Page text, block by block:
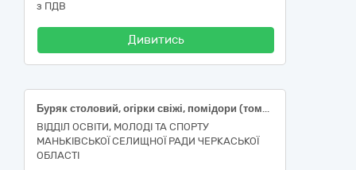
з ПДВ
Дивитись
Буряк столовий, огірки свіжі, помідори (томати) свіжі, перець солодкий свіжий, кабачки свіжі, редиска свіжа
ВІДДІЛ ОСВІТИ, МОЛОДІ ТА СПОРТУ
МАНЬКІВСЬКОЇ СЕЛИЩНОЇ РАДИ ЧЕРКАСЬКОЇ
ОБЛАСТІ